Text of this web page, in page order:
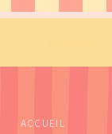
ACCUEIL